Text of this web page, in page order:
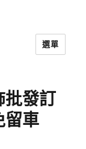
選單
批發訂
留車